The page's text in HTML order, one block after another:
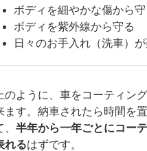
ボディを細やかな傷から守
ボディを紫外線から守る
日々のお手入れ（洗車）
のように、車をコーティン
ます。納車されたら時間を
半年から一年ごとにコー
れるはずです。